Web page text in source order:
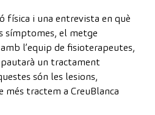
física i una entrevista en què
símptomes, el metge
l’equip de fisioterapeutes,
un tractament
són les lesions,
més tractem a CreuBlanca